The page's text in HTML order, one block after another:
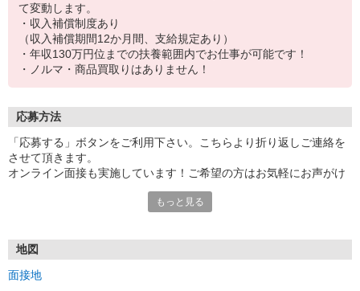
て変動します。
・収入補償制度あり
（収入補償期間12か月間、支給規定あり）
・年収130万円位までの扶養範囲内でお仕事が可能です！
・ノルマ・商品買取りはありません！
応募方法
「応募する」ボタンをご利用下さい。こちらより折り返しご連絡を
させて頂きます。
オンライン面接も実施しています！ご希望の方はお気軽にお声がけ
もっと見る
地図
面接地